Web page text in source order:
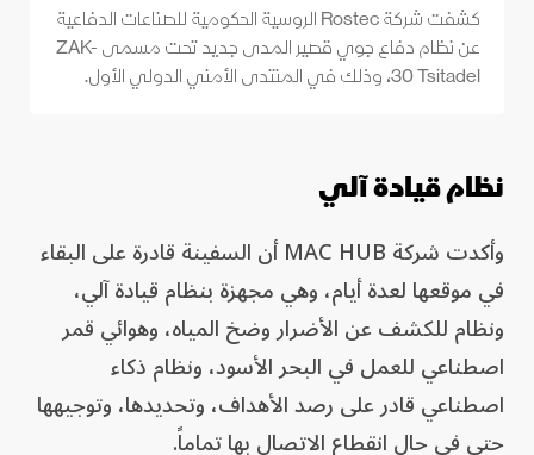
كشفت شركة Rostec الروسية الحكومية للصناعات الدفاعية
عن نظام دفاع جوي قصير المدى جديد تحت مسمى ZAK-
30 Tsitadel، وذلك في المنتدى الأمني ​​الدولي الأول.
نظام قيادة آلي
وأكدت شركة MAC HUB أن السفينة قادرة على البقاء
في موقعها لعدة أيام، وهي مجهزة بنظام قيادة آلي،
ونظام للكشف عن الأضرار وضخ المياه، وهوائي قمر
اصطناعي للعمل في البحر الأسود، ونظام ذكاء
اصطناعي قادر على رصد الأهداف، وتحديدها، وتوجيهها
حتى في حال انقطاع الاتصال بها تماماً.